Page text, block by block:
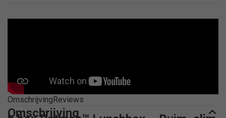
OmschrijvingReviews
Omschrijving